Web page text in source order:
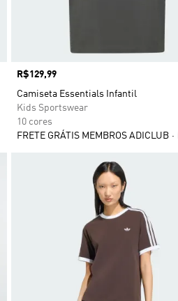
Preço
R$129,99
Camiseta Essentials Infantil
Kids Sportswear
10 cores
FRETE GRÁTIS MEMBROS ADICLUB
Adicionar à Lista de Desejos